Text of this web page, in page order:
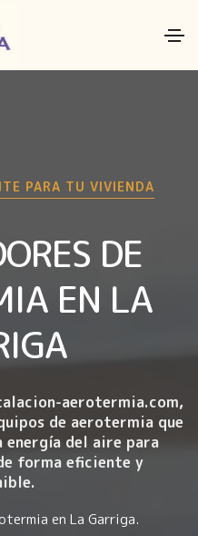
PARA TU VIVIENDA
DE
EN LA
aerotermia.com,
de aerotermia que
del aire para
forma eficiente y
en La Garriga.